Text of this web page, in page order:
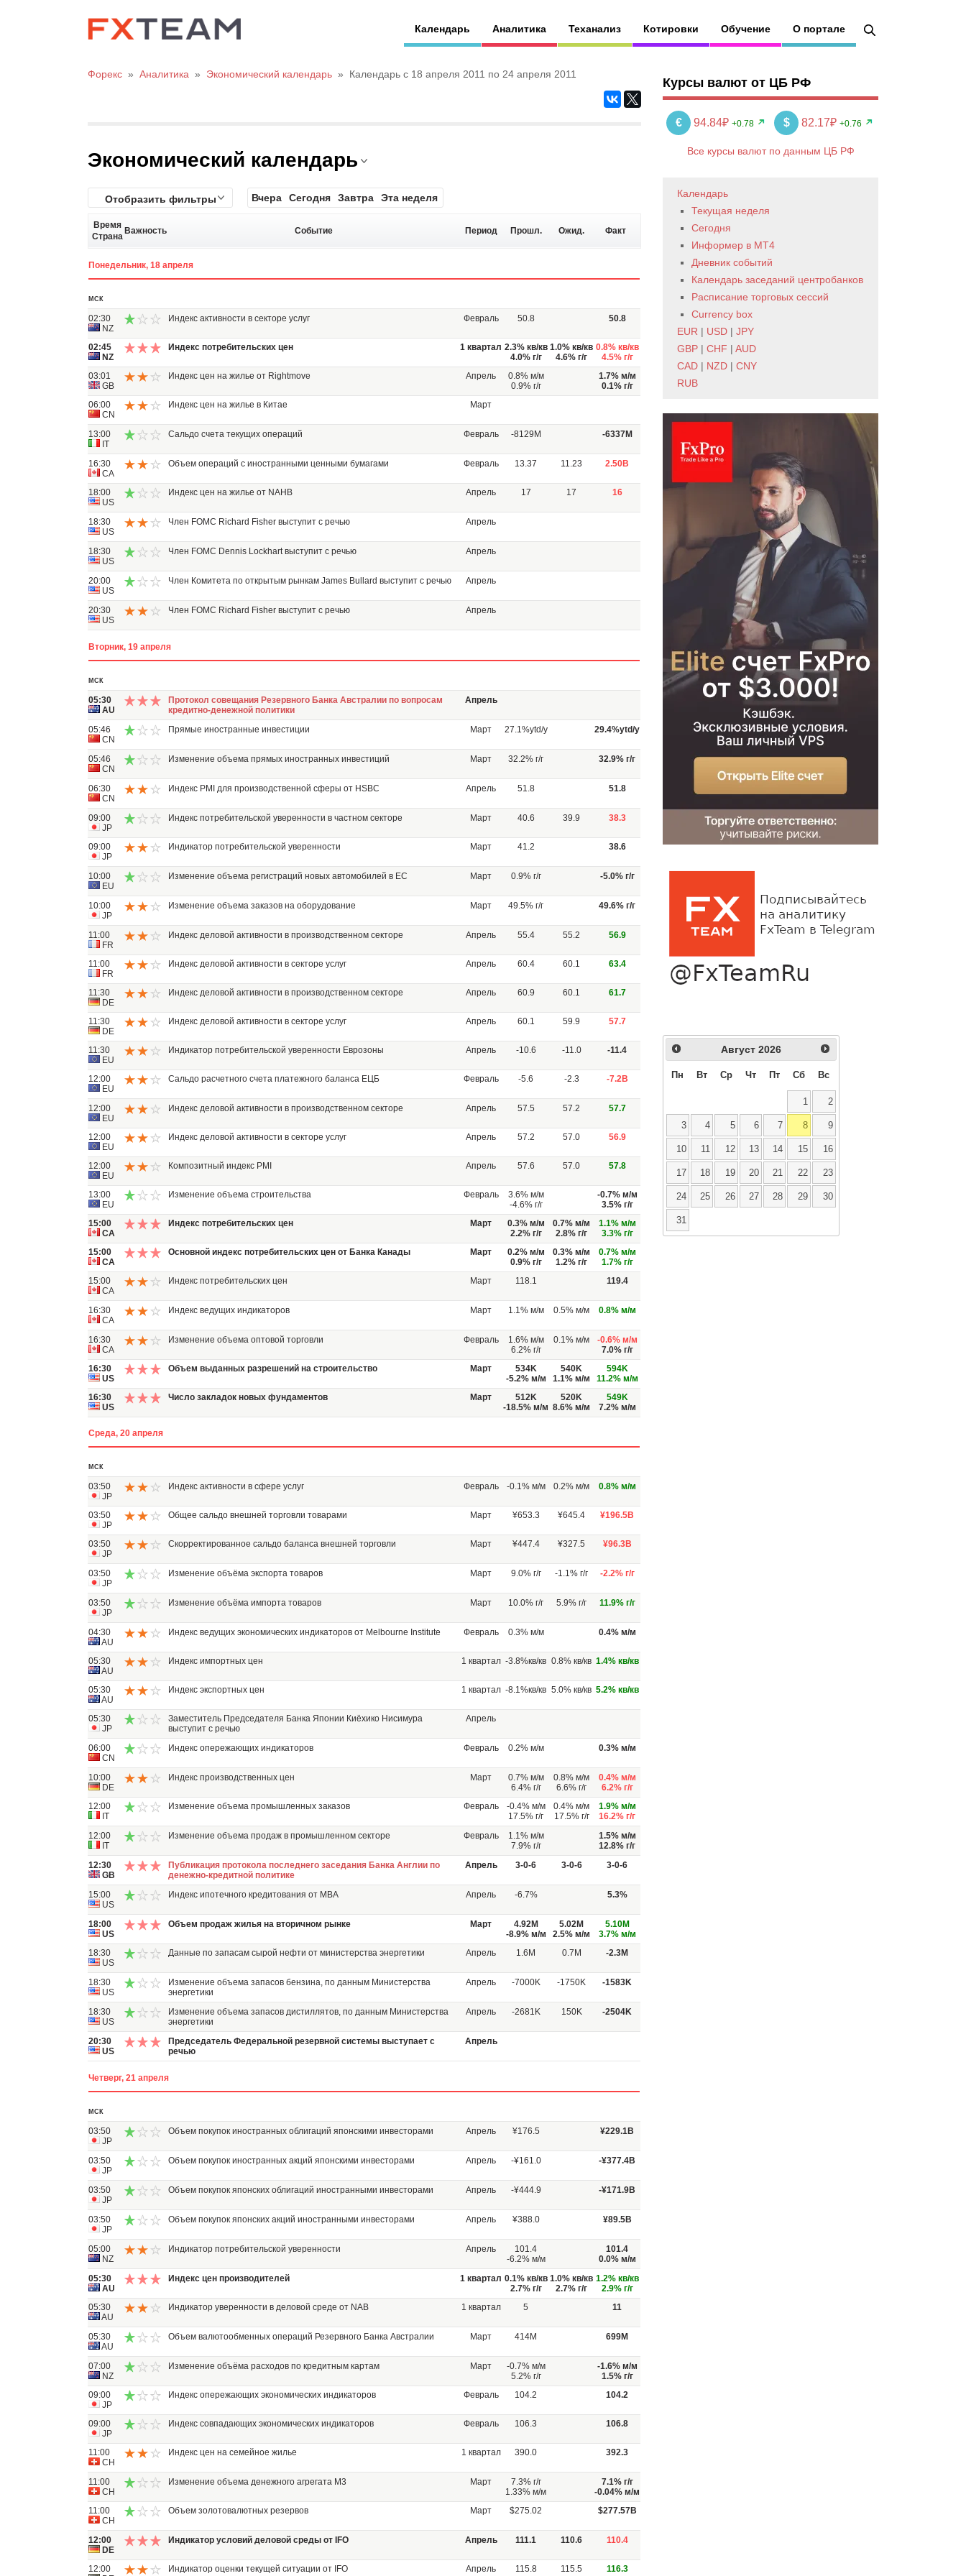
Календарь Аналитика Теханализ Котировки Обучение О портале
Форекс » Аналитика » Экономический календарь » Календарь с 18 апреля 2011 по 24 апреля 2011
Экономический календарь
Отобразить фильтры Вчера Сегодня Завтра Эта неделя
Время
Страна
Важность Событие Период Прошл. Ожид. Факт
Понедельник, 18 апреля
МСК
02:30
NZ
Индекс активности в секторе услуг Февраль 50.8 50.8
02:45
NZ
Индекс потребительских цен 1 квартал 2.3% кв/кв
4.0% г/г
1.0% кв/кв
4.6% г/г
0.8% кв/кв
4.5% г/г
03:01
GB
Индекс цен на жилье от Rightmove Апрель
0.8% м/м
0.9% г/г
1.7% м/м
0.1% г/г
06:00
CN
Индекс цен на жилье в Китае Март
13:00
IT
Сальдо счета текущих операций Февраль -8129M -6337M
16:30
CA
Объем операций с иностранными ценными бумагами Февраль 13.37 11.23 2.50B
18:00
US
Индекс цен на жилье от NAHB Апрель 17 17 16
18:30
US
Член FOMC Richard Fisher выступит с речью Апрель
18:30
US
Член FOMC Dennis Lockhart выступит с речью Апрель
20:00
US
Член Комитета по открытым рынкам James Bullard выступит с речью Апрель
20:30
US
Член FOMC Richard Fisher выступит с речью Апрель
Вторник, 19 апреля
МСК
05:30
AU
Протокол совещания Резервного Банка Австралии по вопросам
кредитно-денежной политики
Апрель
05:46
CN
Прямые иностранные инвестиции Март 27.1%ytd/y 29.4%ytd/y
05:46
CN
Изменение объема прямых иностранных инвестиций Март 32.2% г/г 32.9% г/г
06:30
CN
Индекс PMI для производственной сферы от HSBC Апрель 51.8 51.8
09:00
JP
Индекс потребительской уверенности в частном секторе Март 40.6 39.9 38.3
09:00
JP
Индикатор потребительской уверенности Март 41.2 38.6
10:00
EU
Изменение объема регистраций новых автомобилей в ЕС Март 0.9% г/г -5.0% г/г
10:00
JP
Изменение объема заказов на оборудование Март 49.5% г/г 49.6% г/г
11:00
FR
Индекс деловой активности в производственном секторе Апрель 55.4 55.2 56.9
11:00
FR
Индекс деловой активности в секторе услуг Апрель 60.4 60.1 63.4
11:30
DE
Индекс деловой активности в производственном секторе Апрель 60.9 60.1 61.7
11:30
DE
Индекс деловой активности в секторе услуг Апрель 60.1 59.9 57.7
11:30
EU
Индикатор потребительской уверенности Еврозоны Апрель -10.6 -11.0 -11.4
12:00
EU
Сальдо расчетного счета платежного баланса ЕЦБ Февраль -5.6 -2.3 -7.2B
12:00
EU
Индекс деловой активности в производственном секторе Апрель 57.5 57.2 57.7
12:00
EU
Индекс деловой активности в секторе услуг Апрель 57.2 57.0 56.9
12:00
EU
Композитный индекс PMI Апрель 57.6 57.0 57.8
13:00
EU
Изменение объема строительства Февраль
3.6% м/м
-4.6% г/г
-0.7% м/м
3.5% г/г
15:00
CA
Индекс потребительских цен Март
0.3% м/м
2.2% г/г
0.7% м/м
2.8% г/г
1.1% м/м
3.3% г/г
15:00
CA
Основной индекс потребительских цен от Банка Канады Март
0.2% м/м
0.9% г/г
0.3% м/м
1.2% г/г
0.7% м/м
1.7% г/г
15:00
CA
Индекс потребительских цен Март 118.1 119.4
16:30
CA
Индекс ведущих индикаторов Март 1.1% м/м 0.5% м/м 0.8% м/м
16:30
CA
Изменение объема оптовой торговли Февраль
1.6% м/м
6.2% г/г
0.1% м/м
-0.6% м/м
7.0% г/г
16:30
US
Объем выданных разрешений на строительство Март
534K
-5.2% м/м
540K
1.1% м/м
594K
11.2% м/м
16:30
US
Число закладок новых фундаментов Март
512K
-18.5% м/м
520K
8.6% м/м
549K
7.2% м/м
Среда, 20 апреля
МСК
03:50
JP
Индекс активности в сфере услуг Февраль -0.1% м/м 0.2% м/м 0.8% м/м
03:50
JP
Общее сальдо внешней торговли товарами Март ¥653.3 ¥645.4 ¥196.5B
03:50
JP
Скорректированное сальдо баланса внешней торговли Март ¥447.4 ¥327.5 ¥96.3B
03:50
JP
Изменение объёма экспорта товаров Март 9.0% г/г -1.1% г/г -2.2% г/г
03:50
JP
Изменение объёма импорта товаров Март 10.0% г/г 5.9% г/г 11.9% г/г
04:30
AU
Индекс ведущих экономических индикаторов от Melbourne Institute Февраль 0.3% м/м 0.4% м/м
05:30
AU
Индекс импортных цен 1 квартал -3.8%кв/кв 0.8% кв/кв 1.4% кв/кв
05:30
AU
Индекс экспортных цен 1 квартал -8.1%кв/кв 5.0% кв/кв 5.2% кв/кв
05:30
JP
Заместитель Председателя Банка Японии Киёхико Нисимура
выступит с речью
Апрель
06:00
CN
Индекс опережающих индикаторов Февраль 0.2% м/м 0.3% м/м
10:00
DE
Индекс производственных цен Март
0.7% м/м
6.4% г/г
0.8% м/м
6.6% г/г
0.4% м/м
6.2% г/г
12:00
IT
Изменение объема промышленных заказов Февраль
-0.4% м/м
17.5% г/г
0.4% м/м
17.5% г/г
1.9% м/м
16.2% г/г
12:00
IT
Изменение объема продаж в промышленном секторе Февраль
1.1% м/м
7.9% г/г
1.5% м/м
12.8% г/г
12:30
GB
Публикация протокола последнего заседания Банка Англии по
денежно-кредитной политике
Апрель 3-0-6 3-0-6 3-0-6
15:00
US
Индекс ипотечного кредитования от МВА Апрель -6.7% 5.3%
18:00
US
Объем продаж жилья на вторичном рынке Март
4.92M
-8.9% м/м
5.02M
2.5% м/м
5.10M
3.7% м/м
18:30
US
Данные по запасам сырой нефти от министерства энергетики Апрель 1.6M 0.7M -2.3M
18:30
US
Изменение объема запасов бензина, по данным Министерства
энергетики
Апрель -7000K -1750K -1583K
18:30
US
Изменение объема запасов дистиллятов, по данным Министерства
энергетики
Апрель -2681K 150K -2504K
20:30
US
Председатель Федеральной резервной системы выступает с
речью
Апрель
Четверг, 21 апреля
МСК
03:50
JP
Объем покупок иностранных облигаций японскими инвесторами Апрель ¥176.5 ¥229.1B
03:50
JP
Объем покупок иностранных акций японскими инвесторами Апрель -¥161.0 -¥377.4B
03:50
JP
Объем покупок японских облигаций иностранными инвесторами Апрель -¥444.9 -¥171.9B
03:50
JP
Объем покупок японских акций иностранными инвесторами Апрель ¥388.0 ¥89.5B
05:00
NZ
Индикатор потребительской уверенности Апрель
101.4
-6.2% м/м
101.4
0.0% м/м
05:30
AU
Индекс цен производителей 1 квартал 0.1% кв/кв
2.7% г/г
1.0% кв/кв
2.7% г/г
1.2% кв/кв
2.9% г/г
05:30
AU
Индикатор уверенности в деловой среде от NAB 1 квартал 5 11
05:30
AU
Объем валютообменных операций Резервного Банка Австралии Март 414M 699M
07:00
NZ
Изменение объёма расходов по кредитным картам Март
-0.7% м/м
5.2% г/г
-1.6% м/м
1.5% г/г
09:00
JP
Индекс опережающих экономических индикаторов Февраль 104.2 104.2
09:00
JP
Индекс совпадающих экономических индикаторов Февраль 106.3 106.8
11:00
CH
Индекс цен на семейное жилье 1 квартал 390.0 392.3
11:00
CH
Изменение объема денежного агрегата M3 Март
7.3% г/г
1.33% м/м
7.1% г/г
-0.04% м/м
11:00
CH
Объем золотовалютных резервов Март $275.02 $277.57B
12:00
DE
Индикатор условий деловой среды от IFO Апрель 111.1 110.6 110.4
12:00
Индикатор оценки текущей ситуации от IFO Апрель 115.8 115.5 116.3
Курсы валют от ЦБ РФ
€ 94.84₽ +0.78 $ 82.17₽ +0.76
Все курсы валют по данным ЦБ РФ
Календарь
Текущая неделя
Сегодня
Информер в MT4
Дневник событий
Календарь заседаний центробанков
Расписание торговых сессий
Currency box
EUR | USD | JPY
GBP | CHF | AUD
CAD | NZD | CNY
RUB
Август 2026
Пн Вт Ср Чт Пт Сб Вс
1 2
3 4 5 6 7 8 9
10 11 12 13 14 15 16
17 18 19 20 21 22 23
24 25 26 27 28 29 30
31